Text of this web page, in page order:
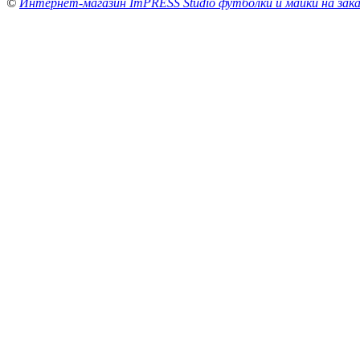
© Интернет-магазин ImPRESS Studio футболки и майки на